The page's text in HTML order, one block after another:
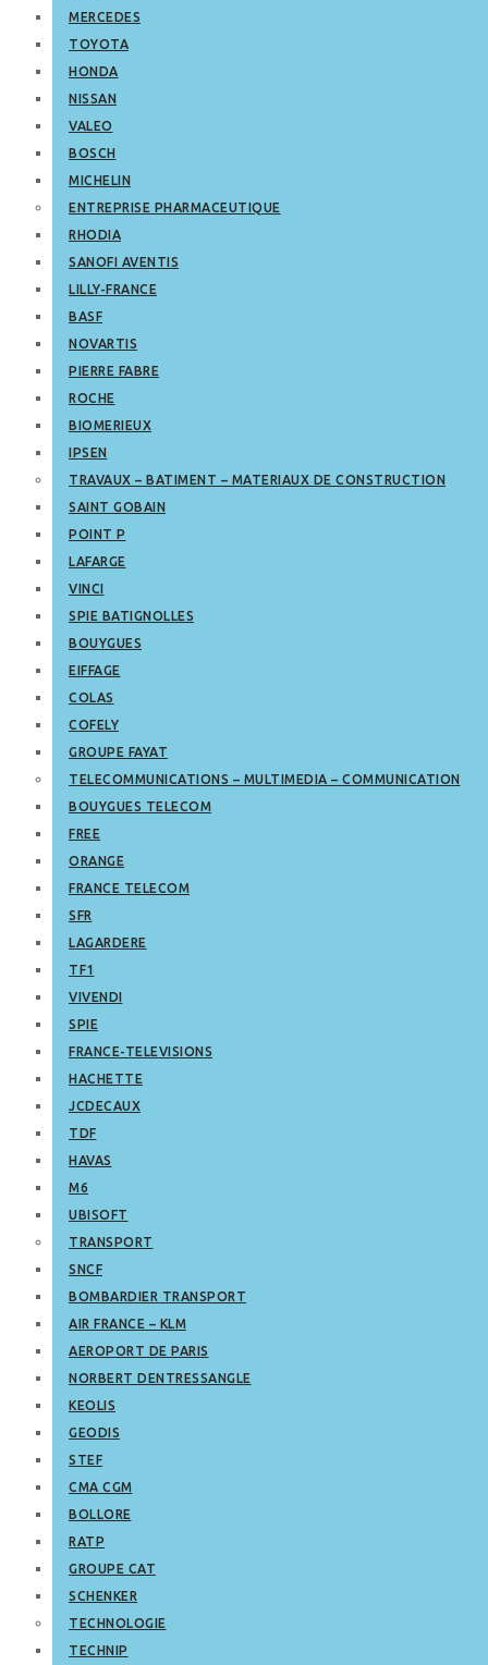
MERCEDES
TOYOTA
HONDA
NISSAN
VALEO
BOSCH
MICHELIN
ENTREPRISE PHARMACEUTIQUE
RHODIA
SANOFI AVENTIS
LILLY-FRANCE
BASF
NOVARTIS
PIERRE FABRE
ROCHE
BIOMERIEUX
IPSEN
TRAVAUX – BATIMENT – MATERIAUX DE CONSTRUCTION
SAINT GOBAIN
POINT P
LAFARGE
VINCI
SPIE BATIGNOLLES
BOUYGUES
EIFFAGE
COLAS
COFELY
GROUPE FAYAT
TELECOMMUNICATIONS – MULTIMEDIA – COMMUNICATION
BOUYGUES TELECOM
FREE
ORANGE
FRANCE TELECOM
SFR
LAGARDERE
TF1
VIVENDI
SPIE
FRANCE-TELEVISIONS
HACHETTE
JCDECAUX
TDF
HAVAS
M6
UBISOFT
TRANSPORT
SNCF
BOMBARDIER TRANSPORT
AIR FRANCE – KLM
AEROPORT DE PARIS
NORBERT DENTRESSANGLE
KEOLIS
GEODIS
STEF
CMA CGM
BOLLORE
RATP
GROUPE CAT
SCHENKER
TECHNOLOGIE
TECHNIP